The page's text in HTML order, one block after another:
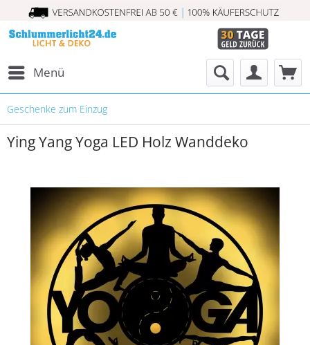
Menü
Geschenke zum Einzug
Ying Yang Yoga LED Holz Wanddeko